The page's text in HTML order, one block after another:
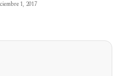
1, 2017